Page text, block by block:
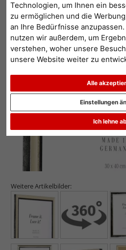
Technologien, um Ihnen ein
zu ermöglichen und die
an Ihre Bedürfnisse
nutzen wir außerdem, um
verstehen, woher unsere
unsere Website weiter zu
Alle
Ich lehne ab
Einstellungen
Zurück
Weitere Artikelbilder: